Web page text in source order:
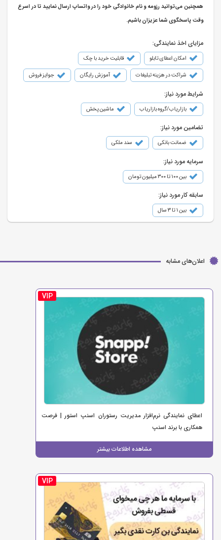
همچنین می‌توانید رزومه و نام خانوادگی خود را در واتساپ ارسال نمایید تا در اسرع
وقت پاسخگوی شما عزیزان باشیم.
مزایای اخذ نمایندگی:
امکان اعطای تابلو قابلیت خرید با چک
شراکت در هزینه تبلیغات آموزش رایگان جوایز فروش
شرایط مورد نیاز:
بازاریاب/گروه بازاریاب ماشین پخش
تضامین مورد نیاز:
ضمانت بانکی سند ملکی
سرمایه مورد نیاز:
بین ۱۰۰ تا ۳۰۰ میلیون تومان
سابقه کار مورد نیاز:
بین ۱ تا ۳ سال
اعلان‌های مشابه
VIP
اعطای نمایندگی نرم‌افزار مدیریت رستوران اسنپ استور | فرصت
همکاری با برند اسنپ
مشاهده اطلاعات بیشتر
VIP